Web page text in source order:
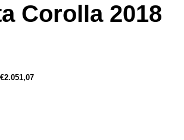
Corolla 2018
€2.051,07